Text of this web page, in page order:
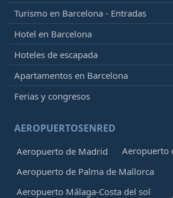
Turismo en Barcelona - Entradas
Hotel en Barcelona
Hoteles de escapada
Apartamentos en Barcelona
Ferias y congresos
AEROPUERTOSENRED
Aeropuerto de Madrid
Aeropuerto
Aeropuerto de Palma de Mallorca
Aeropuerto Málaga-Costa del sol